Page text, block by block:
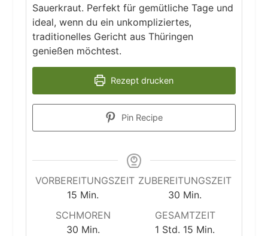
Sauerkraut. Perfekt für gemütliche Tage und
ideal, wenn du ein unkompliziertes,
traditionelles Gericht aus Thüringen
genießen möchtest.
Rezept drucken
Pin Recipe
VORBEREITUNGSZEIT
15 Minuten
Min.
ZUBEREITUNGSZEIT
30 Minuten
Min.
SCHMOREN
30Minuten
Min.
GESAMTZEIT
1 Stunde
Std. 15 Minuten
Min.